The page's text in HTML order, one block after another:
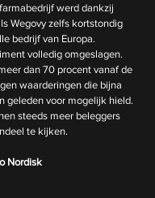
werd dankzij
Wegovy zelfs kortstondig
bedrijf van Europa.
volledig omgeslagen.
dan 70 procent vanaf de
waarderingen die bijna
geleden voor mogelijk hield.
steeds meer beleggers
te kijken.
Nordisk